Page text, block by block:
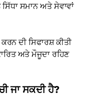
ਸਮਾਨ ਅਤੇ ਸੇਵਾਵਾਂ
ਦੀ ਸਿਫਾਰਸ਼ ਕੀਤੀ
ਅਤੇ ਮੌਜੂਦਾ ਰਹਿਣ
ਜਾ ਸਕਦੀ ਹੈ?